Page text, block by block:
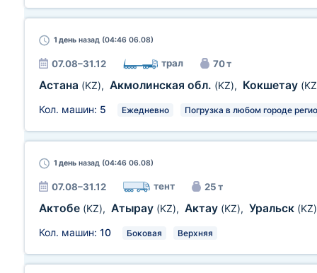
1 день назад (04:46 06.08)
07.08–31.12 трал 70 т
Астана (KZ), Акмолинская обл. (KZ), Кокшетау
Кол. машин: 5 Ежедневно Погрузка в любом городе
1 день назад (04:46 06.08)
07.08–31.12 тент 25 т
Актобе (KZ), Атырау (KZ), Актау (KZ), Уральск (KZ)
Кол. машин: 10 Боковая Верхняя